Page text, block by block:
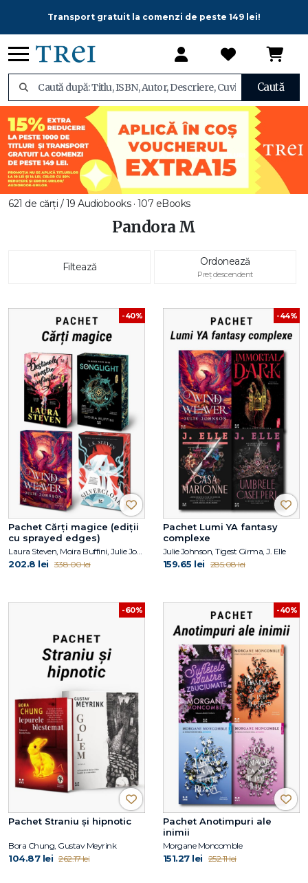
Transport gratuit la comenzi de peste 149 lei!
Caută
621 de cărți / 19 Audiobooks · 107 eBooks
Pandora M
Filtează Ordonează
Preț descendent
-40%
Pachet Cărți magice (ediții
cu sprayed edges)
Laura Steven, Moira Buffini, Julie Johnson, L.K.Steven
202.8 lei 338.00 lei
-44%
Pachet Lumi YA fantasy
complexe
Julie Johnson, Tigest Girma, J. Elle
159.65 lei 285.08 lei
-60%
Pachet Straniu și hipnotic
Bora Chung, Gustav Meyrink
104.87 lei 262.17 lei
-40%
Pachet Anotimpuri ale
inimii
Morgane Moncomble
151.27 lei 252.11 lei